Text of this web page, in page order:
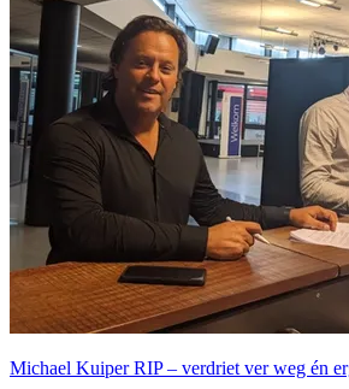
Michael Kuiper RIP – verdriet ver weg én